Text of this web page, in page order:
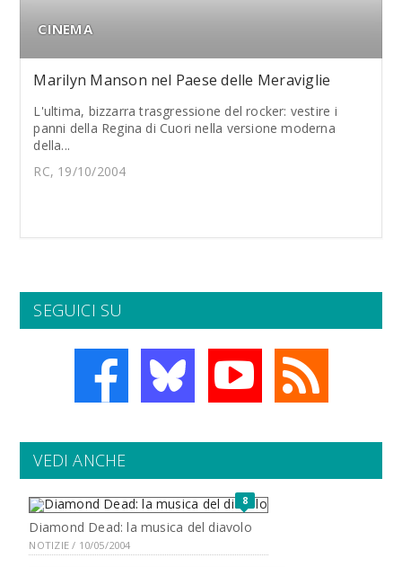
CINEMA
Marilyn Manson nel Paese delle Meraviglie
L'ultima, bizzarra trasgressione del rocker: vestire i
panni della Regina di Cuori nella versione moderna
della...
RC, 19/10/2004
SEGUICI SU
VEDI ANCHE
8
Diamond Dead: la musica del diavolo
NOTIZIE / 10/05/2004